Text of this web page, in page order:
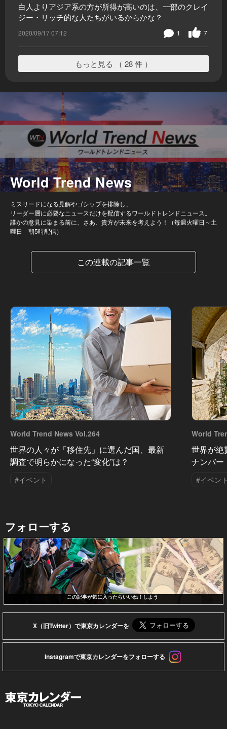
白人よりアジア系の方が所得が高いのは、一部のクレイ
ジー・リッチ的な人たちがいるからかな？
2020/09/17 07:12 7
1
もっと見る （ 28 件 ）
World Trend News
ミスリードになる見解やゴシップを排除し、
リーダー層に必要なニュースだけを配信するワールドトレンドニュース。
誰かの意見に染まる前に、さあ、貴方が未来を考えよう！（毎週火曜日～土
曜日 朝5時配信）
この連載の記事一覧
World Trend News Vol.264
世界の人々が「移住先」に選んだ国、最新
調査で明らかになった“変化”は？
#イベント
World
世界が絶
ナンバー
#イベン
フォローする
この記事が気に入ったらいいね！しよう
X（旧Twitter）で東京カレンダーを
Instagramで東京カレンダーをフォローする